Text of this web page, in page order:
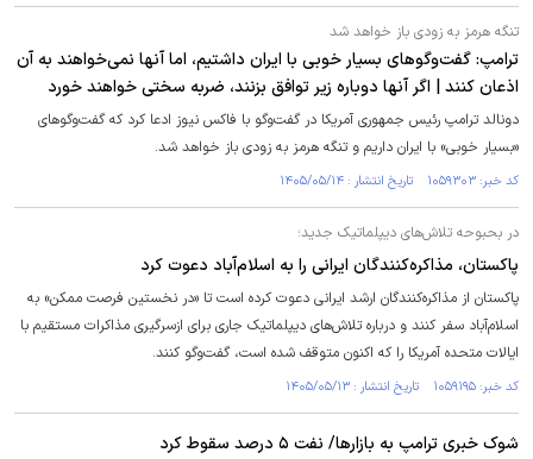
تنگه هرمز به زودی باز خواهد شد
ترامپ: گفت‌و‌گو‌های بسیار خوبی با ایران داشتیم، اما آنها نمی‌خواهند به آن
اذعان کنند | اگر آنها دوباره زیر توافق بزنند، ضربه سختی خواهند خورد
دونالد ترامپ رئیس جمهوری آمریکا در گفت‌و‌گو با فاکس نیوز ادعا کرد که گفت‌و‌گو‌های
«بسیار خوبی» با ایران داریم و تنگه هرمز به زودی باز خواهد شد.
کد خبر: ۱۰۵۹۳۰۳ تاریخ انتشار : ۱۴۰۵/۰۵/۱۴
در بحبوحه تلاش‌های دیپلماتیک جدید؛
پاکستان، مذاکره‌کنندگان ایرانی را به اسلام‌آباد دعوت کرد
پاکستان از مذاکره‌کنندگان ارشد ایرانی دعوت کرده است تا «در نخستین فرصت ممکن» به
اسلام‌آباد سفر کنند و درباره تلاش‌های دیپلماتیک جاری برای ازسرگیری مذاکرات مستقیم با
ایالات متحده آمریکا را که اکنون متوقف شده است، گفت‌و‌گو کنند.
کد خبر: ۱۰۵۹۱۹۵ تاریخ انتشار : ۱۴۰۵/۰۵/۱۳
شوک خبری ترامپ به بازارها/ نفت ۵ درصد سقوط کرد